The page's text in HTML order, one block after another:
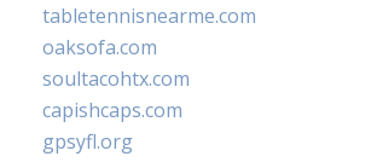
tabletennisnearme.com
oaksofa.com
soultacohtx.com
capishcaps.com
gpsyfl.org